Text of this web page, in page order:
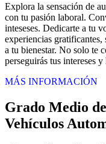
Explora la sensación de
con tu pasión laboral.
inteseses. Dedicarte a tu
experiencias
a tu bienestar. No solo te
perseguirás tus intereses
MÁS INFORMACIÓN
Grado Medio
Vehículos